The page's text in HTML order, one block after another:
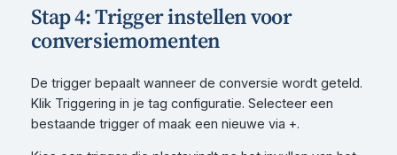
Stap 4: Trigger instellen voor
conversiemomenten
De trigger bepaalt wanneer de conversie wordt geteld.
Klik Triggering in je tag configuratie. Selecteer een
bestaande trigger of maak een nieuwe via +.